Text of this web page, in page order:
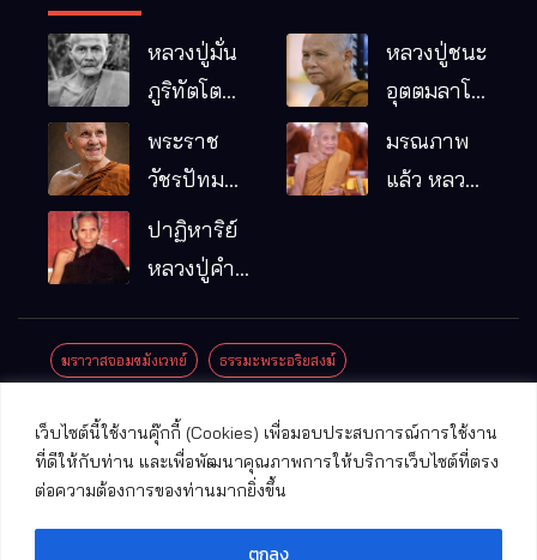
เว็บไซต์นี้ใช้งานคุ๊กกี้ (Cookies) เพื่อมอบประสบการณ์การใช้งาน
ที่ดีให้กับท่าน และเพื่อพัฒนาคุณภาพการให้บริการเว็บไซต์ที่ตรง
ต่อความต้องการของท่านมากยิ่งขึ้น
ตกลง
หลวงปู่มั่น
ภูริทัตโต
พระอริยเจ้า
ผู้เป็นบิดา
รมฐาน
หลวงปู่ชนะ
อุตตมลาโภ
หมากอื๋อ
พระราช
วัชรปัทม
คุณ (หลวง
ปู่บัวเกตุ
แล้ว วัดป่า
อ.แม่ริม
จ.เชียงใหม่
มรณภาพ
แล้ว หลวง
ปาฏิหาริย์
หลวงปู่คำ
มณี
ฆราวาสจอมขมังเวทย์ ธรรมะพระอริยสงฆ์
ปาฏิหาริย์พระเครื่อง
พระพุทธรูปศักดิ์สิทธิ์ วัดที่สําคัญ